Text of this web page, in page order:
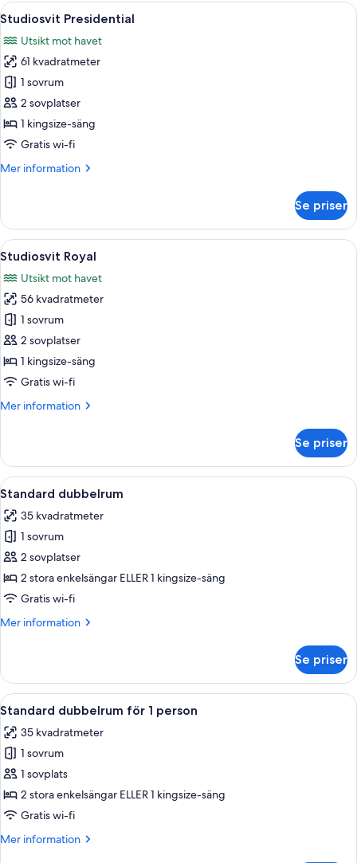
Öppna
alla
foton
för
Studiosvit
Presidential
En takterrass med ett bubbelbad,
8
Studiosvit Presidential
Utsikt mot havet
61 kvadratmeter
1 sovrum
2 sovplatser
1 kingsize-säng
Gratis wi-fi
Mer information
Mer
Presidential
Se priser
Öppna
alla
foton
för
Studiosvit
Royal
Ett hotellrum med en stor balkong,
8
Studiosvit Royal
Utsikt mot havet
56 kvadratmeter
1 sovrum
2 sovplatser
1 kingsize-säng
Gratis wi-fi
Mer information
Mer
Royal
Se priser
Öppna
alla
foton
för
Standard
dubbelrum
Ett modernt hotellrum med en stor
3
Standard dubbelrum
35 kvadratmeter
1 sovrum
2 sovplatser
2 stora enkelsängar ELLER 1 kingsize-säng
Gratis wi-fi
Mer information
Mer
dubbelrum
Se priser
Öppna
alla
foton
för
Standard
dubbelrum
för
person
Ett modernt hotellrum med en stor
3
Standard dubbelrum för 1 person
35 kvadratmeter
1 sovrum
1 sovplats
2 stora enkelsängar ELLER 1 kingsize-säng
Gratis wi-fi
Mer information
Mer